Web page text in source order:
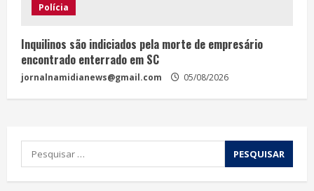
Polícia
Inquilinos são indiciados pela morte de empresário
encontrado enterrado em SC
jornalnamidianews@gmail.com 05/08/2026